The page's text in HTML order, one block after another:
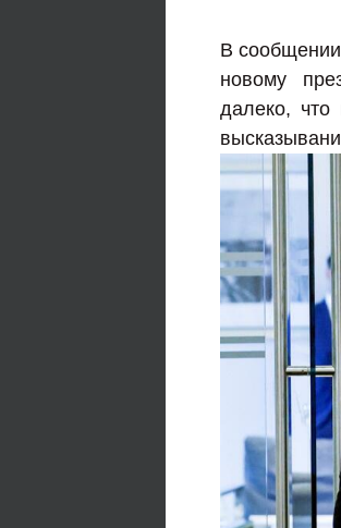
В сообщении
новому
далеко,